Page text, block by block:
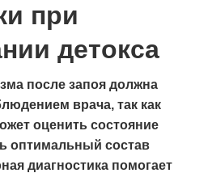
при
детокса
после запоя должна
врача, так как
оценить состояние
оптимальный состав
диагностика помогает